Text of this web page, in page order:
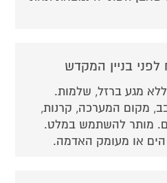
בניין המקדש
מגע ברזל, שלמות.
מקום המערכה, קרנות,
מותר להשתמש במלט.
או מעומק האדמה.